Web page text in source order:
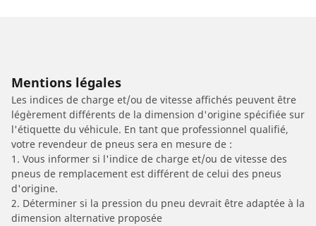
Mentions légales
Les indices de charge et/ou de vitesse affichés peuvent être
légèrement différents de la dimension d'origine spécifiée sur
l'étiquette du véhicule. En tant que professionnel qualifié,
votre revendeur de pneus sera en mesure de :
1. Vous informer si l'indice de charge et/ou de vitesse des
pneus de remplacement est différent de celui des pneus
d'origine.
2. Déterminer si la pression du pneu devrait être adaptée à la
dimension alternative proposée